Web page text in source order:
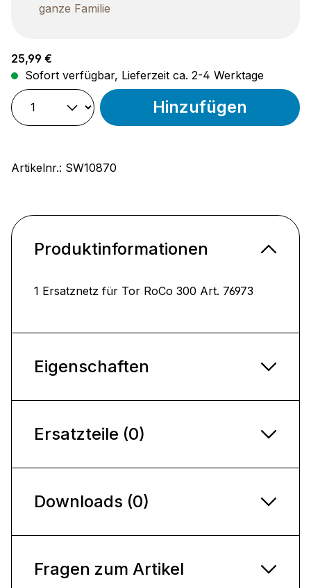
ganze Familie
Regulärer Preis:
25,99 €
Sofort verfügbar, Lieferzeit ca. 2-4 Werktage
Hinzufügen
Artikelnr.: SW10870
Produktinformationen
1 Ersatznetz für Tor RoCo 300 Art. 76973
Eigenschaften
Ersatzteile (0)
Downloads (0)
Fragen zum Artikel